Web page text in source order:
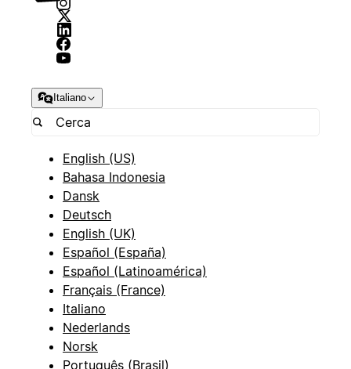
Italiano
English (US)
Bahasa Indonesia
Dansk
Deutsch
English (UK)
Español (España)
Español (Latinoamérica)
Français (France)
Italiano
Nederlands
Norsk
Português (Brasil)